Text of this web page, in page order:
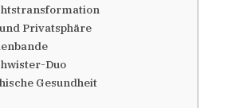
Privatsphäre
Duo
Gesundheit